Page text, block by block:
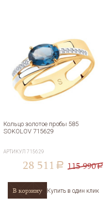
Кольцо золотое пробы 585
SOKOLOV 715629
АРТИКУЛ715629
28 511 a 115 990a
В корзину Купить в один клик